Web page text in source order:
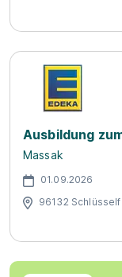
Ausbildung
Massak
01.09.2026
96132